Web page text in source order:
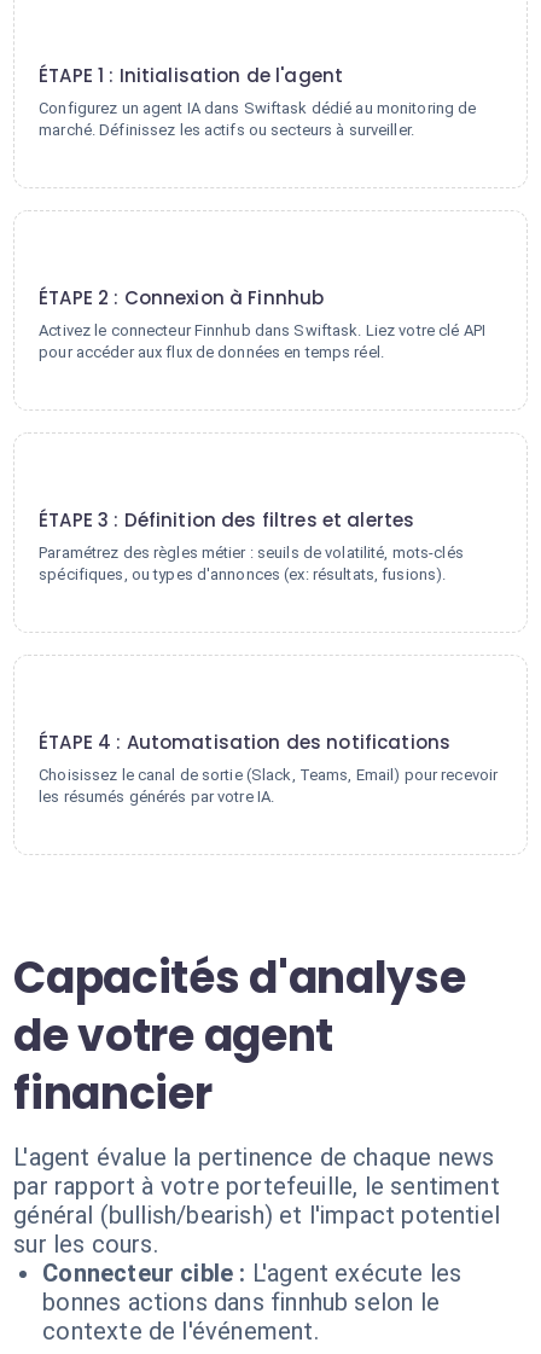
ÉTAPE 1 : Initialisation de l'agent
Configurez un agent IA dans Swiftask dédié au monitoring de
marché. Définissez les actifs ou secteurs à surveiller.
ÉTAPE 2 : Connexion à Finnhub
Activez le connecteur Finnhub dans Swiftask. Liez votre clé API
pour accéder aux flux de données en temps réel.
ÉTAPE 3 : Définition des filtres et alertes
Paramétrez des règles métier : seuils de volatilité, mots-clés
spécifiques, ou types d'annonces (ex: résultats, fusions).
ÉTAPE 4 : Automatisation des notifications
Choisissez le canal de sortie (Slack, Teams, Email) pour recevoir
les résumés générés par votre IA.
Capacités d'analyse
de votre agent
financier
L'agent évalue la pertinence de chaque news
par rapport à votre portefeuille, le sentiment
général (bullish/bearish) et l'impact potentiel
sur les cours.
Connecteur cible : L'agent exécute les
bonnes actions dans finnhub selon le
contexte de l'événement.